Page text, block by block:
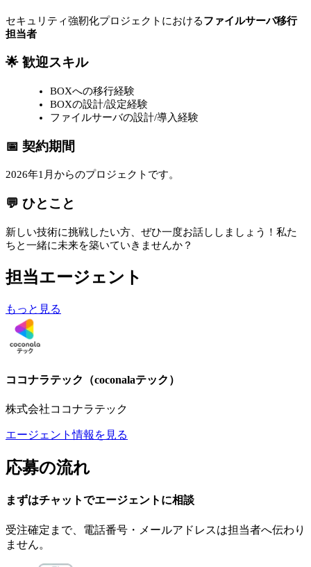
セキュリティ強靭化プロジェクトにおけるファイルサーバ移行
担当者
🌟 歓迎スキル
BOXへの移行経験
BOXの設計/設定経験
ファイルサーバの設計/導入経験
📅 契約期間
2026年1月からのプロジェクトです。
💬 ひとこと
新しい技術に挑戦したい方、ぜひ一度お話ししましょう！私た
ちと一緒に未来を築いていきませんか？
担当エージェント
もっと見る
ココナラテック（coconalaテック）
株式会社ココナラテック
エージェント情報を見る
応募の流れ
まずはチャットでエージェント に相談
受注確定まで、 電話番号・メールアドレスは担当者へ伝わり
ません。